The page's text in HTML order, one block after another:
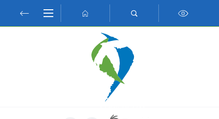
Przejdź do wyszukiwarki.
Przejdź do ustawień wielkości czcionki.
Włącz wersję kontrastową strony.